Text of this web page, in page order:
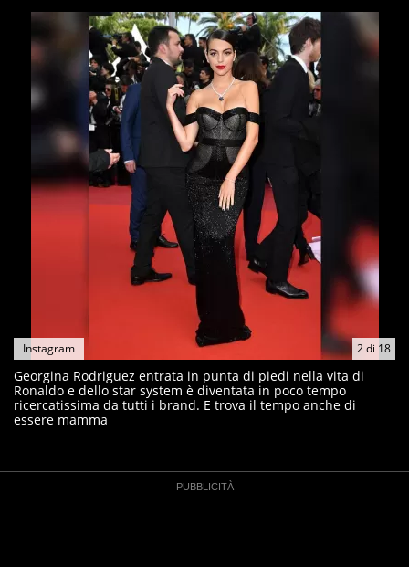
2di 18
Instagram
Georgina Rodriguez entrata in punta di piedi nella vita di
Ronaldo e dello star system è diventata in poco tempo
ricercatissima da tutti i brand. E trova il tempo anche di
essere mamma